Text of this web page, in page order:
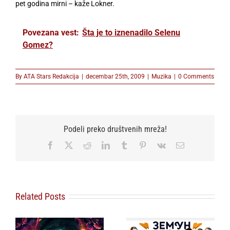
pet godina mirni – kaže Lokner.
Povezana vest: Šta je to iznenadilo Selenu
Gomez?
By ATA Stars Redakcija | decembar 25th, 2009 | Muzika | 0 Comments
Podeli preko društvenih mreža!
Facebook RedditLinkedInTumblr Pinterest
Vk Email
Related Posts